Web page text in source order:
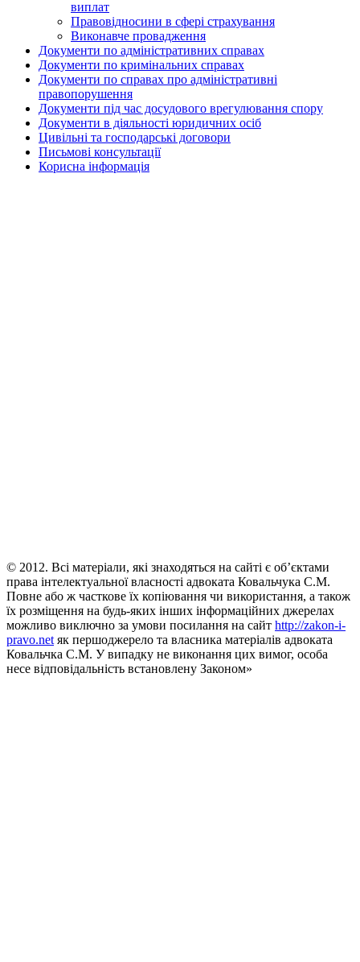
виплат
Правовідносини в сфері страхування
Виконавче провадження
Документи по адміністративних справах
Документи по кримінальних справах
Документи по справах про адміністративні
правопорушення
Документи під час досудового врегулювання спору
Документи в діяльності юридичних осіб
Цивільні та господарські договори
Письмові консультації
Корисна інформація
© 2012. Всі матеріали, які знаходяться на сайті є об’єктами
права інтелектуальної власності адвоката Ковальчука С.М.
Повне або ж часткове їх копіювання чи використання, а також
їх розміщення на будь-яких інших інформаційних джерелах
можливо виключно за умови посилання на сайт http://zakon-i-
pravo.net як першоджерело та власника матеріалів адвоката
Ковальчка С.М. У випадку не виконання цих вимог, особа
несе відповідальність встановлену Законом»